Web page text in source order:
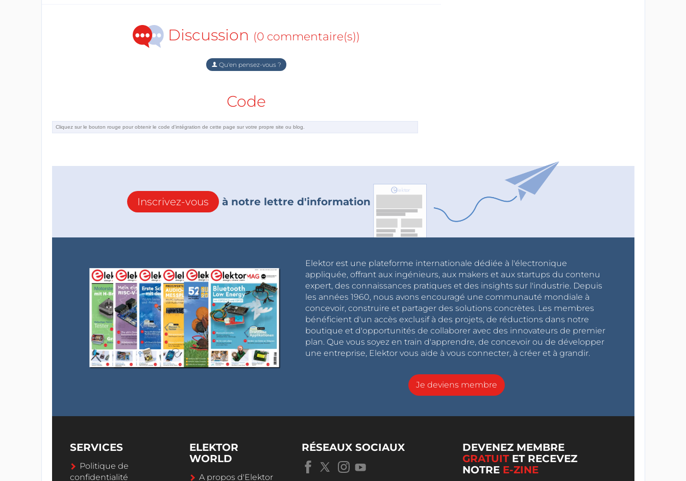
Discussion (0 commentaire(s))
Qu'en pensez-vous ?
Code
Inscrivez-vous à notre lettre d'information
Elektor est une plateforme internationale dédiée à l'électronique
appliquée, offrant aux ingénieurs, aux makers et aux startups du contenu
expert, des connaissances pratiques et des insights sur l'industrie. Depuis
les années 1960, nous avons encouragé une communauté mondiale à
concevoir, construire et partager des solutions concrètes. Les membres
bénéficient d'un accès exclusif à des projets, de réductions dans notre
boutique et d'opportunités de collaborer avec des innovateurs de premier
plan. Que vous soyez en train d'apprendre, de concevoir ou de développer
une entreprise, Elektor vous aide à vous connecter, à créer et à grandir.
Je deviens membre
SERVICES
Politique de
confidentialité
ELEKTOR
WORLD
A propos d'Elektor
RÉSEAUX SOCIAUX
DEVENEZ MEMBRE
GRATUITET RECEVEZ
NOTRE E-ZINE